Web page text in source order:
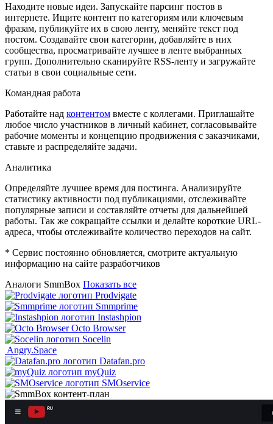
Находите новые идеи. Запускайте парсинг постов в
интернете. Ищите контент по категориям или ключевым
фразам, публикуйте их в свою ленту, меняйте текст под
постом. Создавайте свои категории, добавляйте в них
сообщества, просматривайте лучшее в ленте выбранных
групп. Дополнительно сканируйте RSS-ленту и загружайте
статьи в свои социальные сети.
Командная работа
Работайте над контентом вместе с коллегами. Приглашайте
любое число участников в личный кабинет, согласовывайте
рабочие моменты и концепцию продвижения с заказчиками,
ставьте и распределяйте задачи.
Аналитика
Определяйте лучшее время для постинга. Анализируйте
статистику активности под публикациями, отслеживайте
популярные записи и составляйте отчеты для дальнейшей
работы. Так же сокращайте ссылки и делайте короткие URL-
адреса, чтобы отслеживайте количество переходов на сайт.
* Сервис постоянно обновляется, смотрите актуальную
информацию на сайте разработчиков
Аналоги SmmBox Показать все
Prodvigate
Smmprime
Instashpion
Octo Browser
Socelin
Angry.Space
Datafan.pro
myQuiz
SMOservice